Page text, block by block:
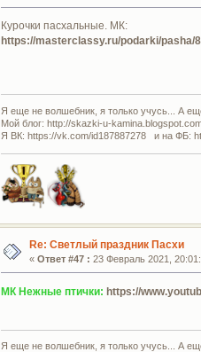
Курочки пасхальные. МК:
https://masterclassy.ru/podarki/
Я еще не волшебник, я только учусь... А
Мой блог: http://skazki-u-
Я ВК: https://vk.com/id187887278 и на ФБ:
Re: Светлый праздник Пасхи
« Ответ #47 : 23 Февраль 2021,
МК Нежные птички: https://
Я еще не волшебник, я только учусь... А